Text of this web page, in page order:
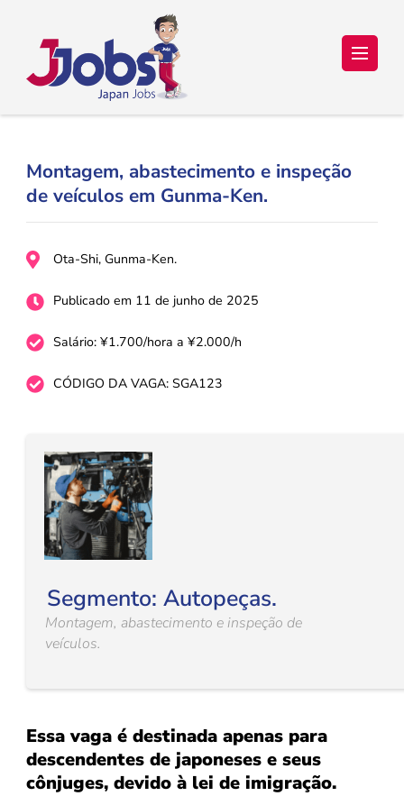
Japan Jobs Online – Trabalho e
Estudo no Japão
Seu sonho de ir para o Japão está a um passo de se tornar
realidade!
Montagem, abastecimento e inspeção
de veículos em Gunma-Ken.
Ota-Shi, Gunma-Ken.
Publicado em 11 de junho de 2025
Salário: ¥1.700/hora a ¥2.000/h
CÓDIGO DA VAGA: SGA123
Segmento: Autopeças.
Montagem, abastecimento e inspeção de
veículos.
Essa vaga é destinada apenas para
descendentes de japoneses e seus
cônjuges, devido à lei de imigração.